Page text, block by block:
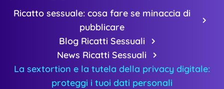
Ricatto sessuale: cosa fare se minaccia di
pubblicare
Blog Ricatti Sessuali
News Ricatti Sessuali
La sextortion e la tutela della privacy digitale:
proteggi i tuoi dati personali